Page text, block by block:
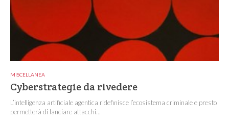
MISCELLANEA
Cyberstrategie da rivedere
L’intelligenza artificiale agentica ridefinisce l’ecosistema criminale e presto
permetterà di lanciare attacchi...